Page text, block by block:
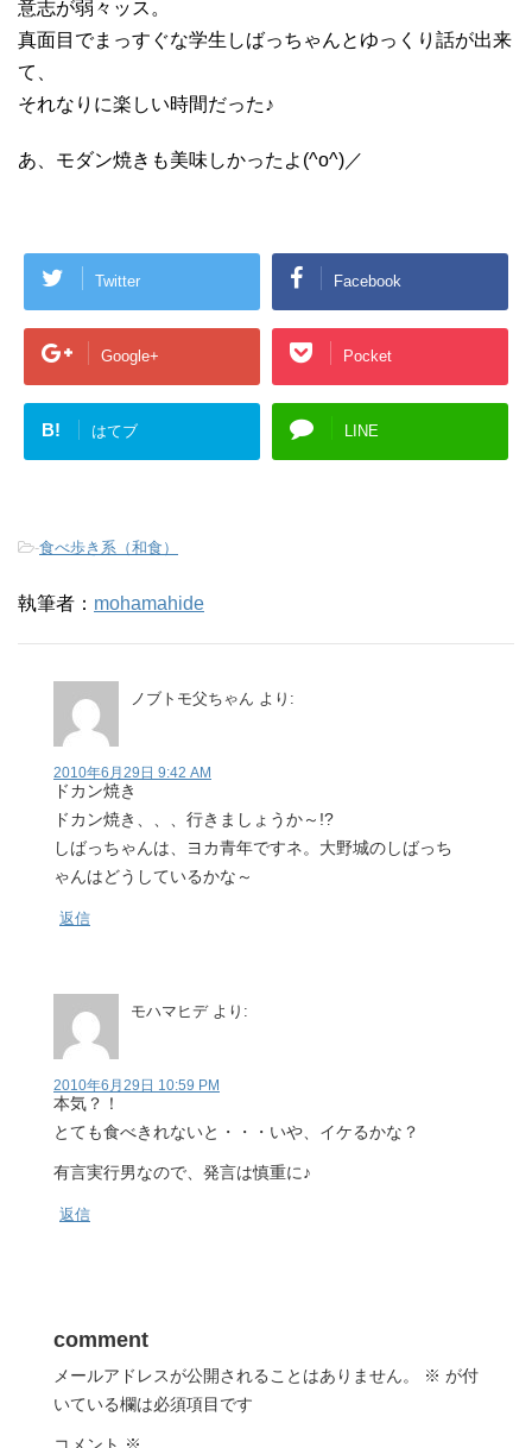
意志が弱々ッス。
真面目でまっすぐな学生しばっちゃんとゆっくり話が出来
て、
それなりに楽しい時間だった♪
あ、モダン焼きも美味しかったよ(^o^)／
Twitter Facebook
Google+ Pocket
B! はてブ LINE
-食べ歩き系（和食）
執筆者： mohamahide
ノブトモ父ちゃん より:
2010年6月29日 9:42 AM
ドカン焼き
ドカン焼き、、、行きましょうか～!?
しばっちゃんは、ヨカ青年ですネ。大野城のしばっち
ゃんはどうしているかな～
返信
モハマヒデ より:
2010年6月29日 10:59 PM
本気？！
とても食べきれないと・・・いや、イケるかな？
有言実行男なので、発言は慎重に♪
返信
comment
メールアドレスが公開されることはありません。 ※ が付
いている欄は必須項目です
コメント ※